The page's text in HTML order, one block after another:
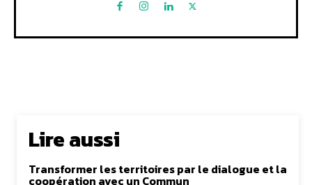
Lire aussi
Transformer les territoires par le dialogue et la
coopération avec un Commun